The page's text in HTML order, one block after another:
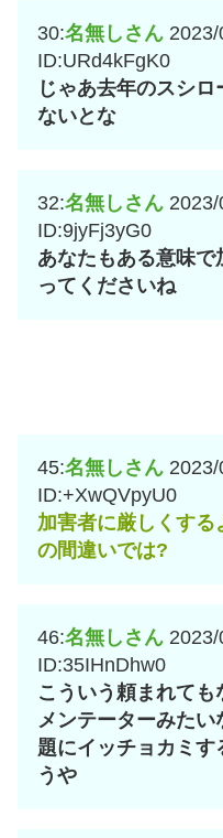
30:名無しさん
ID:URd4kFgK0
じゃあ去年のスシ
ないとな
32:名無しさん
ID:9jyFj3yG0
あなたもある意味
ってくださいね
45:名無しさん
ID:+XwQVpyU0
加害者に厳しくする
の間違いでは?
46:名無しさん
ID:35IHnDhw0
こういう頼まれて
メンテーターみたい
題にイッチョカミ
うや